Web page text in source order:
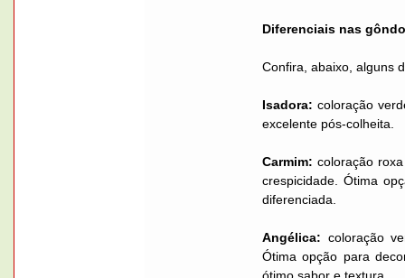
Diferenciais nas
Confira, abaixo, alguns
Isadora: coloração
excelente pós-colheita.
Carmim: coloração
crespicidade. Ótima
diferenciada.
Angélica: coloração
Ótima opção para